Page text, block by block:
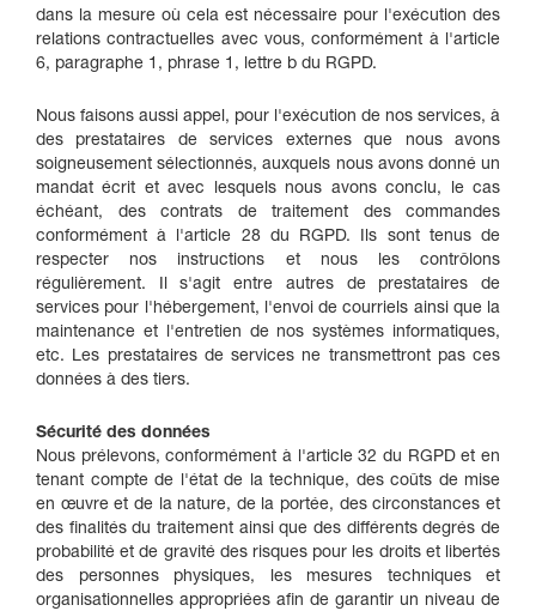
dans la mesure où cela est nécessaire pour l'exécution des
relations contractuelles avec vous, conformément à l'article
6, paragraphe 1, phrase 1, lettre b du RGPD.
Nous faisons aussi appel, pour l'exécution de nos services, à
des prestataires de services externes que nous avons
soigneusement sélectionnés, auxquels nous avons donné un
mandat écrit et avec lesquels nous avons conclu, le cas
échéant, des contrats de traitement des commandes
conformément à l'article 28 du RGPD. Ils sont tenus de
respecter nos instructions et nous les contrôlons
régulièrement. Il s'agit entre autres de prestataires de
services pour l'hébergement, l'envoi de courriels ainsi que la
maintenance et l'entretien de nos systèmes informatiques,
etc. Les prestataires de services ne transmettront pas ces
données à des tiers.
Sécurité des données
Nous prélevons, conformément à l'article 32 du RGPD et en
tenant compte de l'état de la technique, des coûts de mise
en œuvre et de la nature, de la portée, des circonstances et
des finalités du traitement ainsi que des différents degrés de
probabilité et de gravité des risques pour les droits et libertés
des personnes physiques, les mesures techniques et
organisationnelles appropriées afin de garantir un niveau de